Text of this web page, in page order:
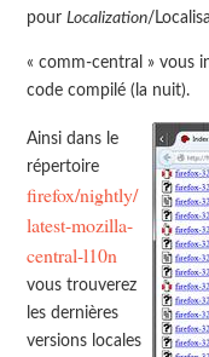
pourLocalization/
«comm-central » vous
code compilé (la nuit).
Ainsi dans le
répertoire
firefox/nightly/
latest-mozilla-
central-l10n
vous trouverez
les dernières
versions locales